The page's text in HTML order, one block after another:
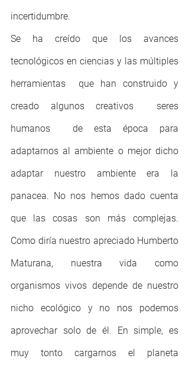
incertidumbre.
Se ha creído que los avances
tecnológicos en ciencias y las múltiples
herramientas  que han construido y
creado algunos creativos  seres
humanos  de esta época para
adaptarnos al ambiente o mejor dicho
adaptar nuestro ambiente era la
panacea. No nos hemos dado cuenta
que las cosas son más complejas.
Como diría nuestro apreciado Humberto
Maturana, nuestra vida como
organismos vivos depende de nuestro
nicho ecológico y no nos podemos
aprovechar solo de él. En simple, es
muy tonto cargarnos el planeta